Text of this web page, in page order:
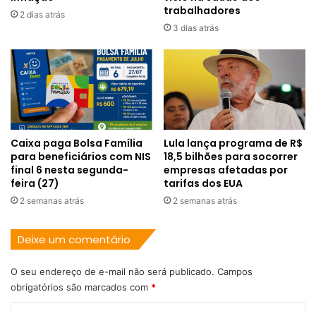
2 dias atrás
trabalhadores
3 dias atrás
Caixa paga Bolsa Família
para beneficiários com NIS
final 6 nesta segunda-
feira (27)
2 semanas atrás
Lula lança programa de R$
18,5 bilhões para socorrer
empresas afetadas por
tarifas dos EUA
2 semanas atrás
Deixe um comentário
O seu endereço de e-mail não será publicado. Campos
obrigatórios são marcados com *